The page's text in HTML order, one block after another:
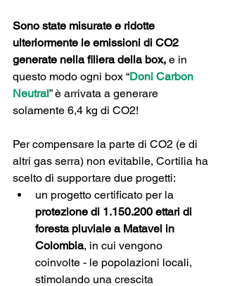
Sono state misurate e ridotte
ulteriormente le emissioni di CO2
generate nella filiera della box, e in
questo modo ogni box “Doni Carbon
Neutral” è arrivata a generare
solamente 6,4 kg di CO2!
Per compensare la parte di CO2 (e di
altri gas serra) non evitabile, Cortilia ha
scelto di supportare due progetti:
un progetto certificato per la
protezione di 1.150.200 ettari di
foresta pluviale a Matavel in
Colombia, in cui vengono
coinvolte - le popolazioni locali,
stimolando una crescita